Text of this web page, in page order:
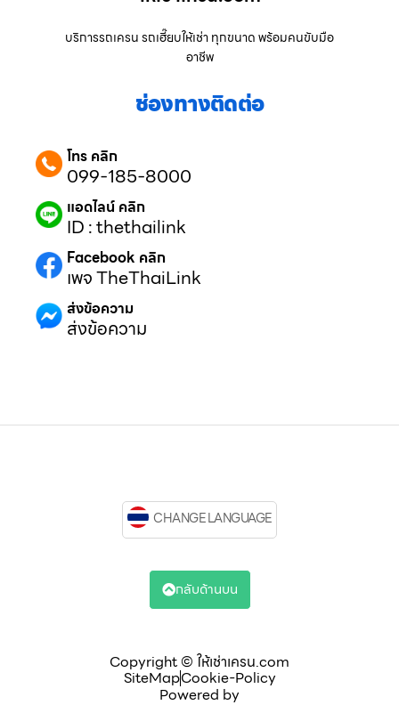
บริการรถเครน รถเฮี๊ยบให้เช่า ทุกขนาด พร้อมคนขับมือ
อาชีพ
ช่องทางติดต่อ
โทร คลิก
099-185-8000
แอดไลน์ คลิก
ID : thethailink
Facebook คลิก
เพจ TheThaiLink
ส่งข้อความ
ส่งข้อความ
Copyright © ให้เช่าเครน.com
SiteMapCookie-Policy
Powered by
CHANGE LANGUAGE
กลับด้านบน